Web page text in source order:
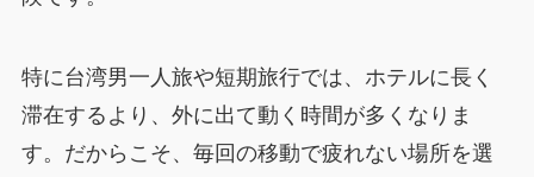
特に台湾男一人旅や短期旅行では、ホテルに長く
滞在するより、外に出て動く時間が多くなりま
す。だからこそ、毎回の移動で疲れない場所を選